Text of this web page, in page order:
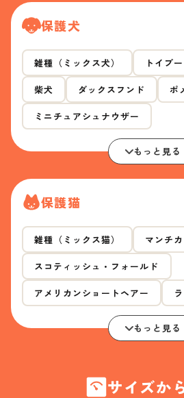
保護犬
雑種（ミックス犬） トイプ
柴犬 ダックスフンド ポ
ミニチュアシュナウザー
もっと見る
保護猫
雑種（ミックス猫） マンチ
スコティッシュ・フォールド
アメリカンショートヘアー
もっと見る
サイズか